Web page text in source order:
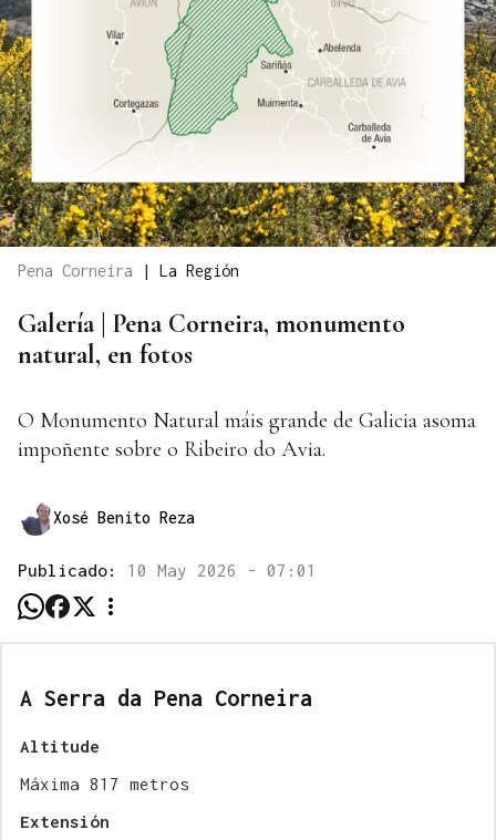
Pena Corneira | La Región
Galería | Pena Corneira, monumento
natural, en fotos
O Monumento Natural máis grande de Galicia asoma
impoñente sobre o Ribeiro do Avia.
Xosé Benito Reza
Publicado: 10 May 2026 - 07:01
A Serra da Pena Corneira
Altitude
Máxima 817 metros
Extensión